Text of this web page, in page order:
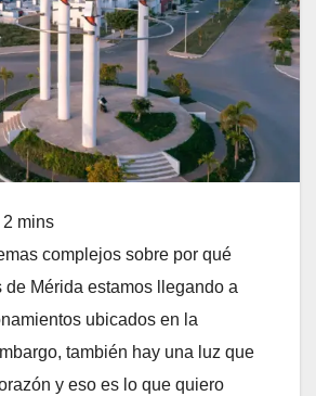
complejos sobre por qué
de Mérida estamos llegando a
ubicados en la
también hay una luz que
y eso es lo que quiero